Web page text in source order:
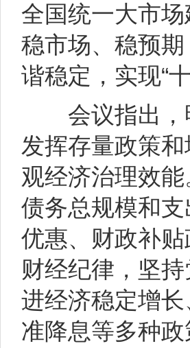
全国统一大市
稳市场、稳预
谐稳定，实现“
会议指出，明
发挥存量政策
观经济治理效
债务总规模和
优惠、财政补
财经纪律，坚
进经济稳定增
准降息等多种